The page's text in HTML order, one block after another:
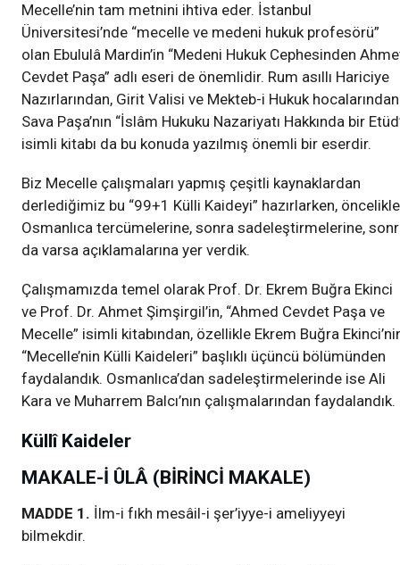
Mecelle’nin tam metnini ihtiva eder. İstanbul
Üniversitesi’nde “mecelle ve medeni hukuk profesörü”
olan Ebululâ Mardin’in “Medeni Hukuk Cephesinden
Cevdet Paşa” adlı eseri de önemlidir. Rum asıllı Hariciye
Nazırlarından, Girit Valisi ve Mekteb-i Hukuk hocalarından
Sava Paşa’nın “İslâm Hukuku Nazariyatı Hakkında bir
isimli kitabı da bu konuda yazılmış önemli bir eserdir.
Biz Mecelle çalışmaları yapmış çeşitli kaynaklardan
derlediğimiz bu “99+1 Külli Kaideyi” hazırlarken, öncelikle
Osmanlıca tercümelerine, sonra sadeleştirmelerine,
da varsa açıklamalarına yer verdik.
Çalışmamızda temel olarak Prof. Dr. Ekrem Buğra Ekinci
ve Prof. Dr. Ahmet Şimşirgil’in, “Ahmed Cevdet Paşa ve
Mecelle” isimli kitabından, özellikle Ekrem Buğra
“Mecelle’nin Külli Kaideleri” başlıklı üçüncü bölümünden
faydalandık. Osmanlıca’dan sadeleştirmelerinde ise Ali
Kara ve Muharrem Balcı’nın çalışmalarından faydalandık.
Küllî Kaideler
MAKALE-İ ÛLÂ (BİRİNCİ MAKALE)
MADDE 1. İlm-i fıkh mesâil-i şer’iyye-i ameliyyeyi
bilmekdir.